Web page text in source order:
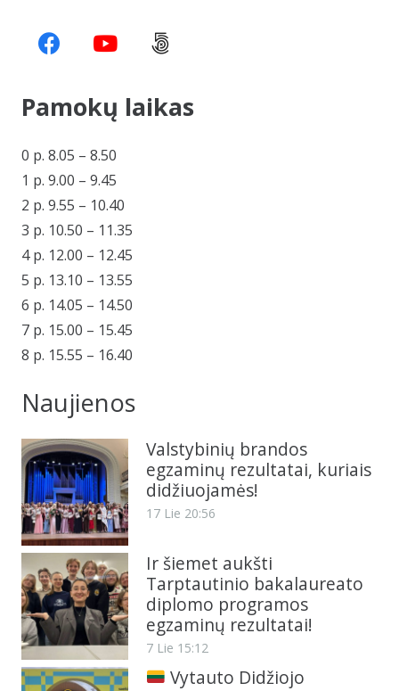
Pamokų laikas
0 p. 8.05 – 8.50
1 p. 9.00 – 9.45
2 p. 9.55 – 10.40
3 p. 10.50 – 11.35
4 p. 12.00 – 12.45
5 p. 13.10 – 13.55
6 p. 14.05 – 14.50
7 p. 15.00 – 15.45
8 p. 15.55 – 16.40
Naujienos
Valstybinių brandos
egzaminų rezultatai, kuriais
didžiuojamės!
17 Lie 20:56
Ir šiemet aukšti
Tarptautinio bakalaureato
diplomo programos
egzaminų rezultatai!
7 Lie 15:12
Vytauto Didžiojo